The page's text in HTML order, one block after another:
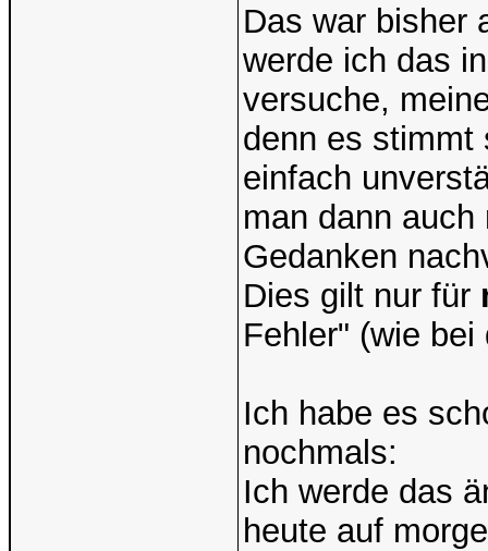
Das war bisher
werde ich das
versuche,
denn es stimmt
einfach
man dann
Gedanken
Dies gilt nur für
Fehler" (wie
Ich habe es
nochmals:
Ich werde das
heute auf